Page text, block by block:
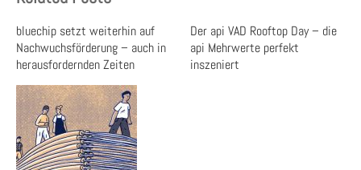
bluechip setzt weiterhin auf
Nachwuchsförderung – auch in
herausfordernden Zeiten
Der api VAD Rooftop Day – die
api Mehrwerte perfekt
inszeniert